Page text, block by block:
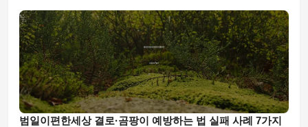
범일이편한세상 결로·곰팡이 예방하는 법 실패 사례 7가지